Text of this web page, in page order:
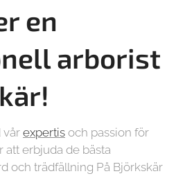
en
arborist
vår expertis och passion för
att erbjuda de bästa
och trädfällning På Björkskär